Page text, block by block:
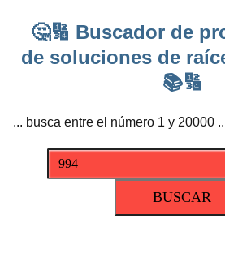
🤔🔢 Buscador de
de soluciones de
📚🔢
... busca entre el número 1 y 20000